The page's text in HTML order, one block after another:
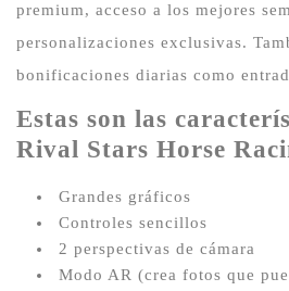
premium, acceso a los mejores
personalizaciones exclusivas.
bonificaciones diarias como
Estas son las
Rival Stars Horse
Grandes gráficos
Controles sencillos
2 perspectivas de cámara
Modo AR (crea fotos que